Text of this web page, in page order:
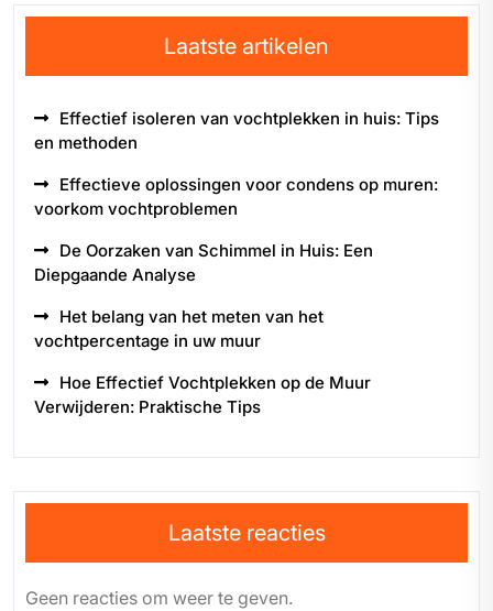
Laatste artikelen
Effectief isoleren van vochtplekken in huis: Tips
en methoden
Effectieve oplossingen voor condens op muren:
voorkom vochtproblemen
De Oorzaken van Schimmel in Huis: Een
Diepgaande Analyse
Het belang van het meten van het
vochtpercentage in uw muur
Hoe Effectief Vochtplekken op de Muur
Verwijderen: Praktische Tips
Laatste reacties
Geen reacties om weer te geven.